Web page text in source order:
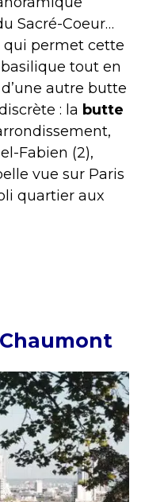
Sacré-Coeur…
qui permet cette
tout en
autre butte
: la butte
Fabien (2),
vue sur Paris
quartier aux